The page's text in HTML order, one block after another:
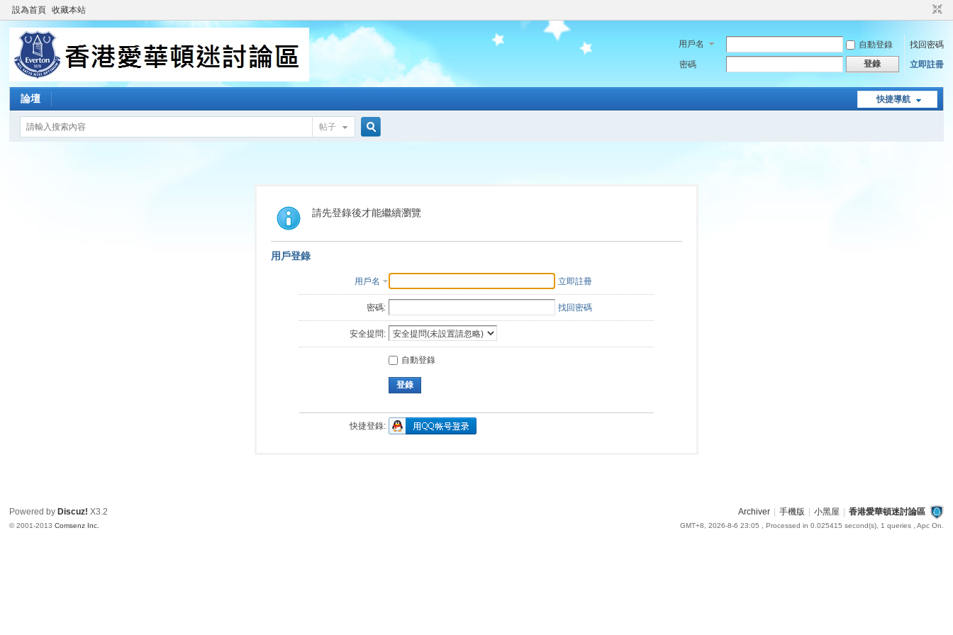
設為首頁 收藏本站
用戶名 自動登錄
找回密碼
密碼
登錄 立即註冊
快捷導航
論壇
帖子
索
請先登錄後才能繼續瀏覽
用戶登錄
用戶名 立即註冊
密碼: 找回密碼
安全提問:
自動登錄
登錄
快捷登錄:
Archiver 手機版 小黑屋 香港愛華頓迷討論區
GMT+8, 2026-8-6 23:05 , Processed in 0.025415 second(s), 1 queries , Apc On.
Powered by Discuz! X3.2
© 2001-2013Comsenz Inc.